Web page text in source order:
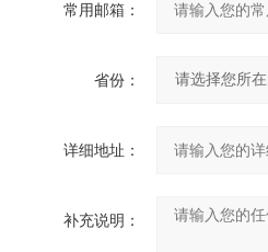
常用邮箱：
省份：
详细地址：
补充说明：